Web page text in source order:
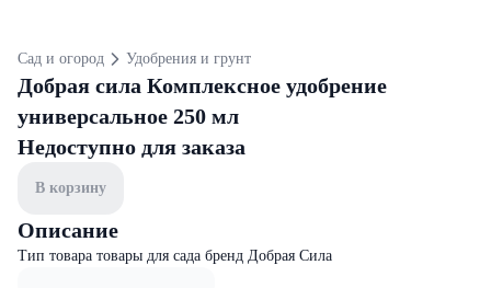
Сад и огород Удобрения и грунт
Добрая сила Комплексное удобрение
универсальное 250 мл
Недоступно для заказа
В корзину
Описание
Тип товара товары для сада бренд Добрая Сила